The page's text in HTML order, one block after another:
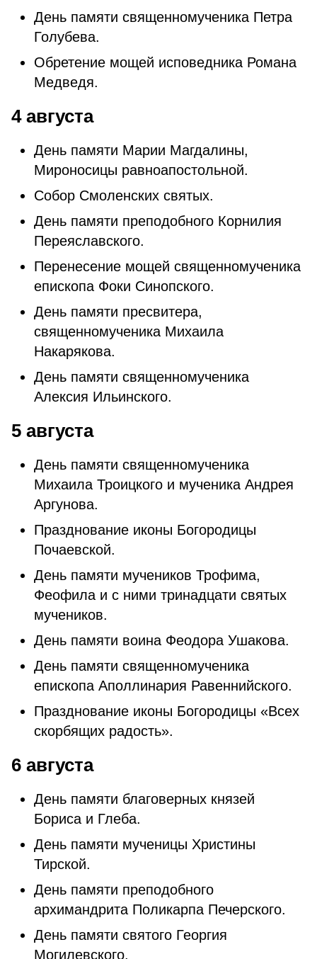
День памяти священномученика Петра
Голубева.
Обретение мощей исповедника Романа
Медведя.
4 августа
День памяти Марии Магдалины,
Мироносицы равноапостольной.
Собор Смоленских святых.
День памяти преподобного Корнилия
Переяславского.
Перенесение мощей священномученика
епископа Фоки Синопского.
День памяти пресвитера,
священномученика Михаила
Накарякова.
День памяти священномученика
Алексия Ильинского.
5 августа
День памяти священномученика
Михаила Троицкого и мученика Андрея
Аргунова.
Празднование иконы Богородицы
Почаевской.
День памяти мучеников Трофима,
Феофила и с ними тринадцати святых
мучеников.
День памяти воина Феодора Ушакова.
День памяти священномученика
епископа Аполлинария Равеннийского.
Празднование иконы Богородицы «Всех
скорбящих радость».
6 августа
День памяти благоверных князей
Бориса и Глеба.
День памяти мученицы Христины
Тирской.
День памяти преподобного
архимандрита Поликарпа Печерского.
День памяти святого Георгия
Могилевского.